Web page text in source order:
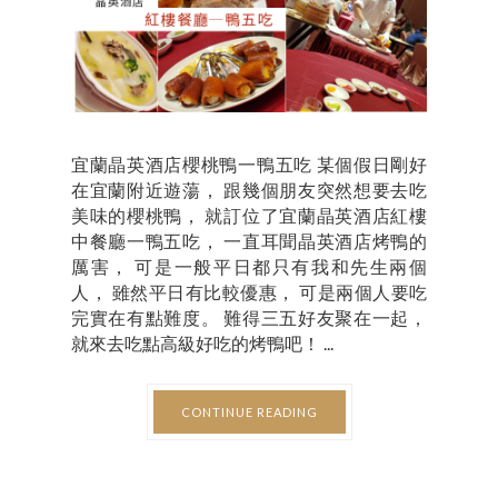
宜蘭晶英酒店櫻桃鴨一鴨五吃 某個假日剛好
在宜蘭附近遊蕩， 跟幾個朋友突然想要去吃
美味的櫻桃鴨， 就訂位了宜蘭晶英酒店紅樓
中餐廳一鴨五吃， 一直耳聞晶英酒店烤鴨的
厲害， 可是一般平日都只有我和先生兩個
人， 雖然平日有比較優惠， 可是兩個人要吃
完實在有點難度。 難得三五好友聚在一起，
就來去吃點高級好吃的烤鴨吧！ ...
CONTINUE READING